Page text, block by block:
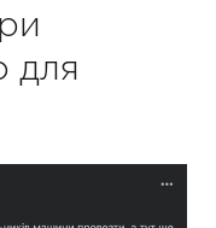
для